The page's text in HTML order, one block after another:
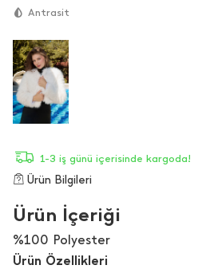
Antrasit
1-3 iş günü içerisinde kargoda!
Ürün Bilgileri
Ürün İçeriği
%100 Polyester
Ürün Özellikleri